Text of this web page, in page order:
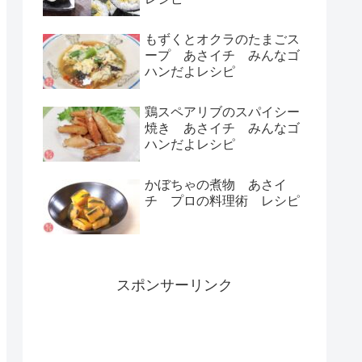
もずくとオクラのたまごス
ープ あさイチ みんなゴ
ハンだよレシピ
鶏スペアリブのスパイシー
焼き あさイチ みんなゴ
ハンだよレシピ
かぼちゃの煮物 あさイ
チ プロの料理術 レシピ
スポンサーリンク